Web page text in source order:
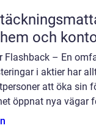
i
och
Flashback – En
i aktier har
att öka sin
öppnat nya vägar